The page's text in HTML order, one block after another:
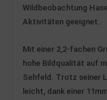
Wildbeobachtung
Aktivitäten geeignet..
Mit einer 2,2-fachen
hohe Bildqualität auf
Sehfeld. Trotz seiner
leicht, dank einer 11